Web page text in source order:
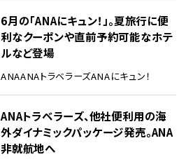
6月の「ANAにキュン！」。夏旅行に便
利なクーポンや直前予約可能なホテ
ルなど登場
ANAANAトラベラーズANAにキュン！
ANAトラベラーズ、他社便利用の海
外ダイナミックパッケージ発売。ANA
非就航地へ